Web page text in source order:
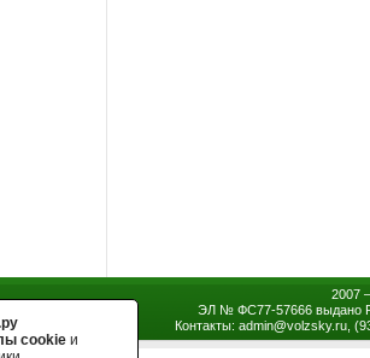
2007
ЭЛ № ФС77-57666 выдано
Контакты: admin@volzsky.ru,
cookie и